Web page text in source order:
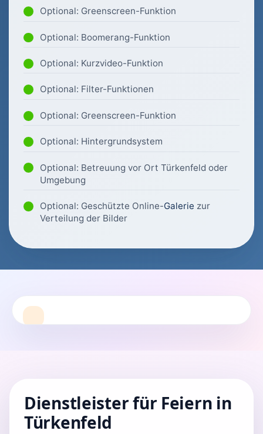
Optional: Greenscreen-Funktion
Optional: Boomerang-Funktion
Optional: Kurzvideo-Funktion
Optional: Filter-Funktionen
Optional: Greenscreen-Funktion
Optional: Hintergrundsystem
Optional: Betreuung vor Ort Türkenfeld oder
Umgebung
Optional: Geschützte Online-Galerie zur
Verteilung der Bilder
Dienstleister für Feiern in
Türkenfeld